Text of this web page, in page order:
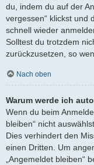
du, indem du auf der
vergessen“ klickst und
schnell wieder
Solltest du trotzdem
zurückzusetzen, so
Nach oben
Warum werde ich
Wenn du beim
bleiben“ nicht
Dies verhindert den
einen Dritten. Um
„Angemeldet bleiben“